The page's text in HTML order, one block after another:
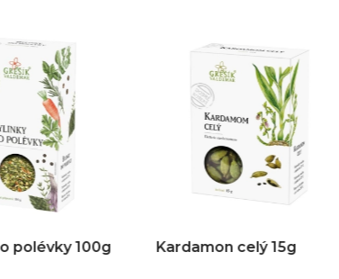
Kardamon celý 15g Kořen